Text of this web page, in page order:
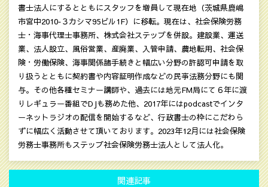
書士法人にするとともにスタッフを増員して現在地（茨城県鹿嶋
市宮中2010‐３カシマ95ビル1F）に移転。現在は、社会保険労務
士・海事代理士事務所、株式会社ステップを併設。建設業、運送
業、法人設立、風俗営業、産廃業、入管申請、農地転用、社会保
険・労働保険、海事関係諸手続きと幅広い分野の許認可申請を取
り扱うとともに契約書や内容証明作成などの民亊法務分野にも関
与。その他各種セミナー講師や、過去には地元FM局にて６年に渡
りレギュラー番組でDJも務めた他、2017年にはpodcastでインタ
ーネットラジオの配信を開始するなど、行政書士の枠にこだわら
ずに幅広く活動させて頂いております。2023年12月には社会保険
労務士事務所もステップ社会保険労務士法人として法人化。
関連記事